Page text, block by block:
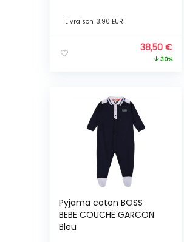
Livraison 3.90 EUR
38,50 €
30%
Pyjama coton BOSS
BEBE COUCHE GARCON
Bleu